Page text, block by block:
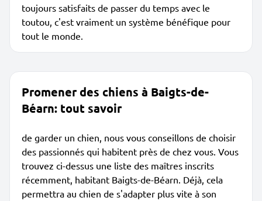
toujours satisfaits de passer du temps avec le
toutou, c'est vraiment un système bénéfique pour
tout le monde.
Promener des chiens à Baigts-de-
Béarn: tout savoir
de garder un chien, nous vous conseillons de choisir
des passionnés qui habitent près de chez vous. Vous
trouvez ci-dessus une liste des maîtres inscrits
récemment, habitant Baigts-de-Béarn. Déjà, cela
permettra au chien de s'adapter plus vite à son